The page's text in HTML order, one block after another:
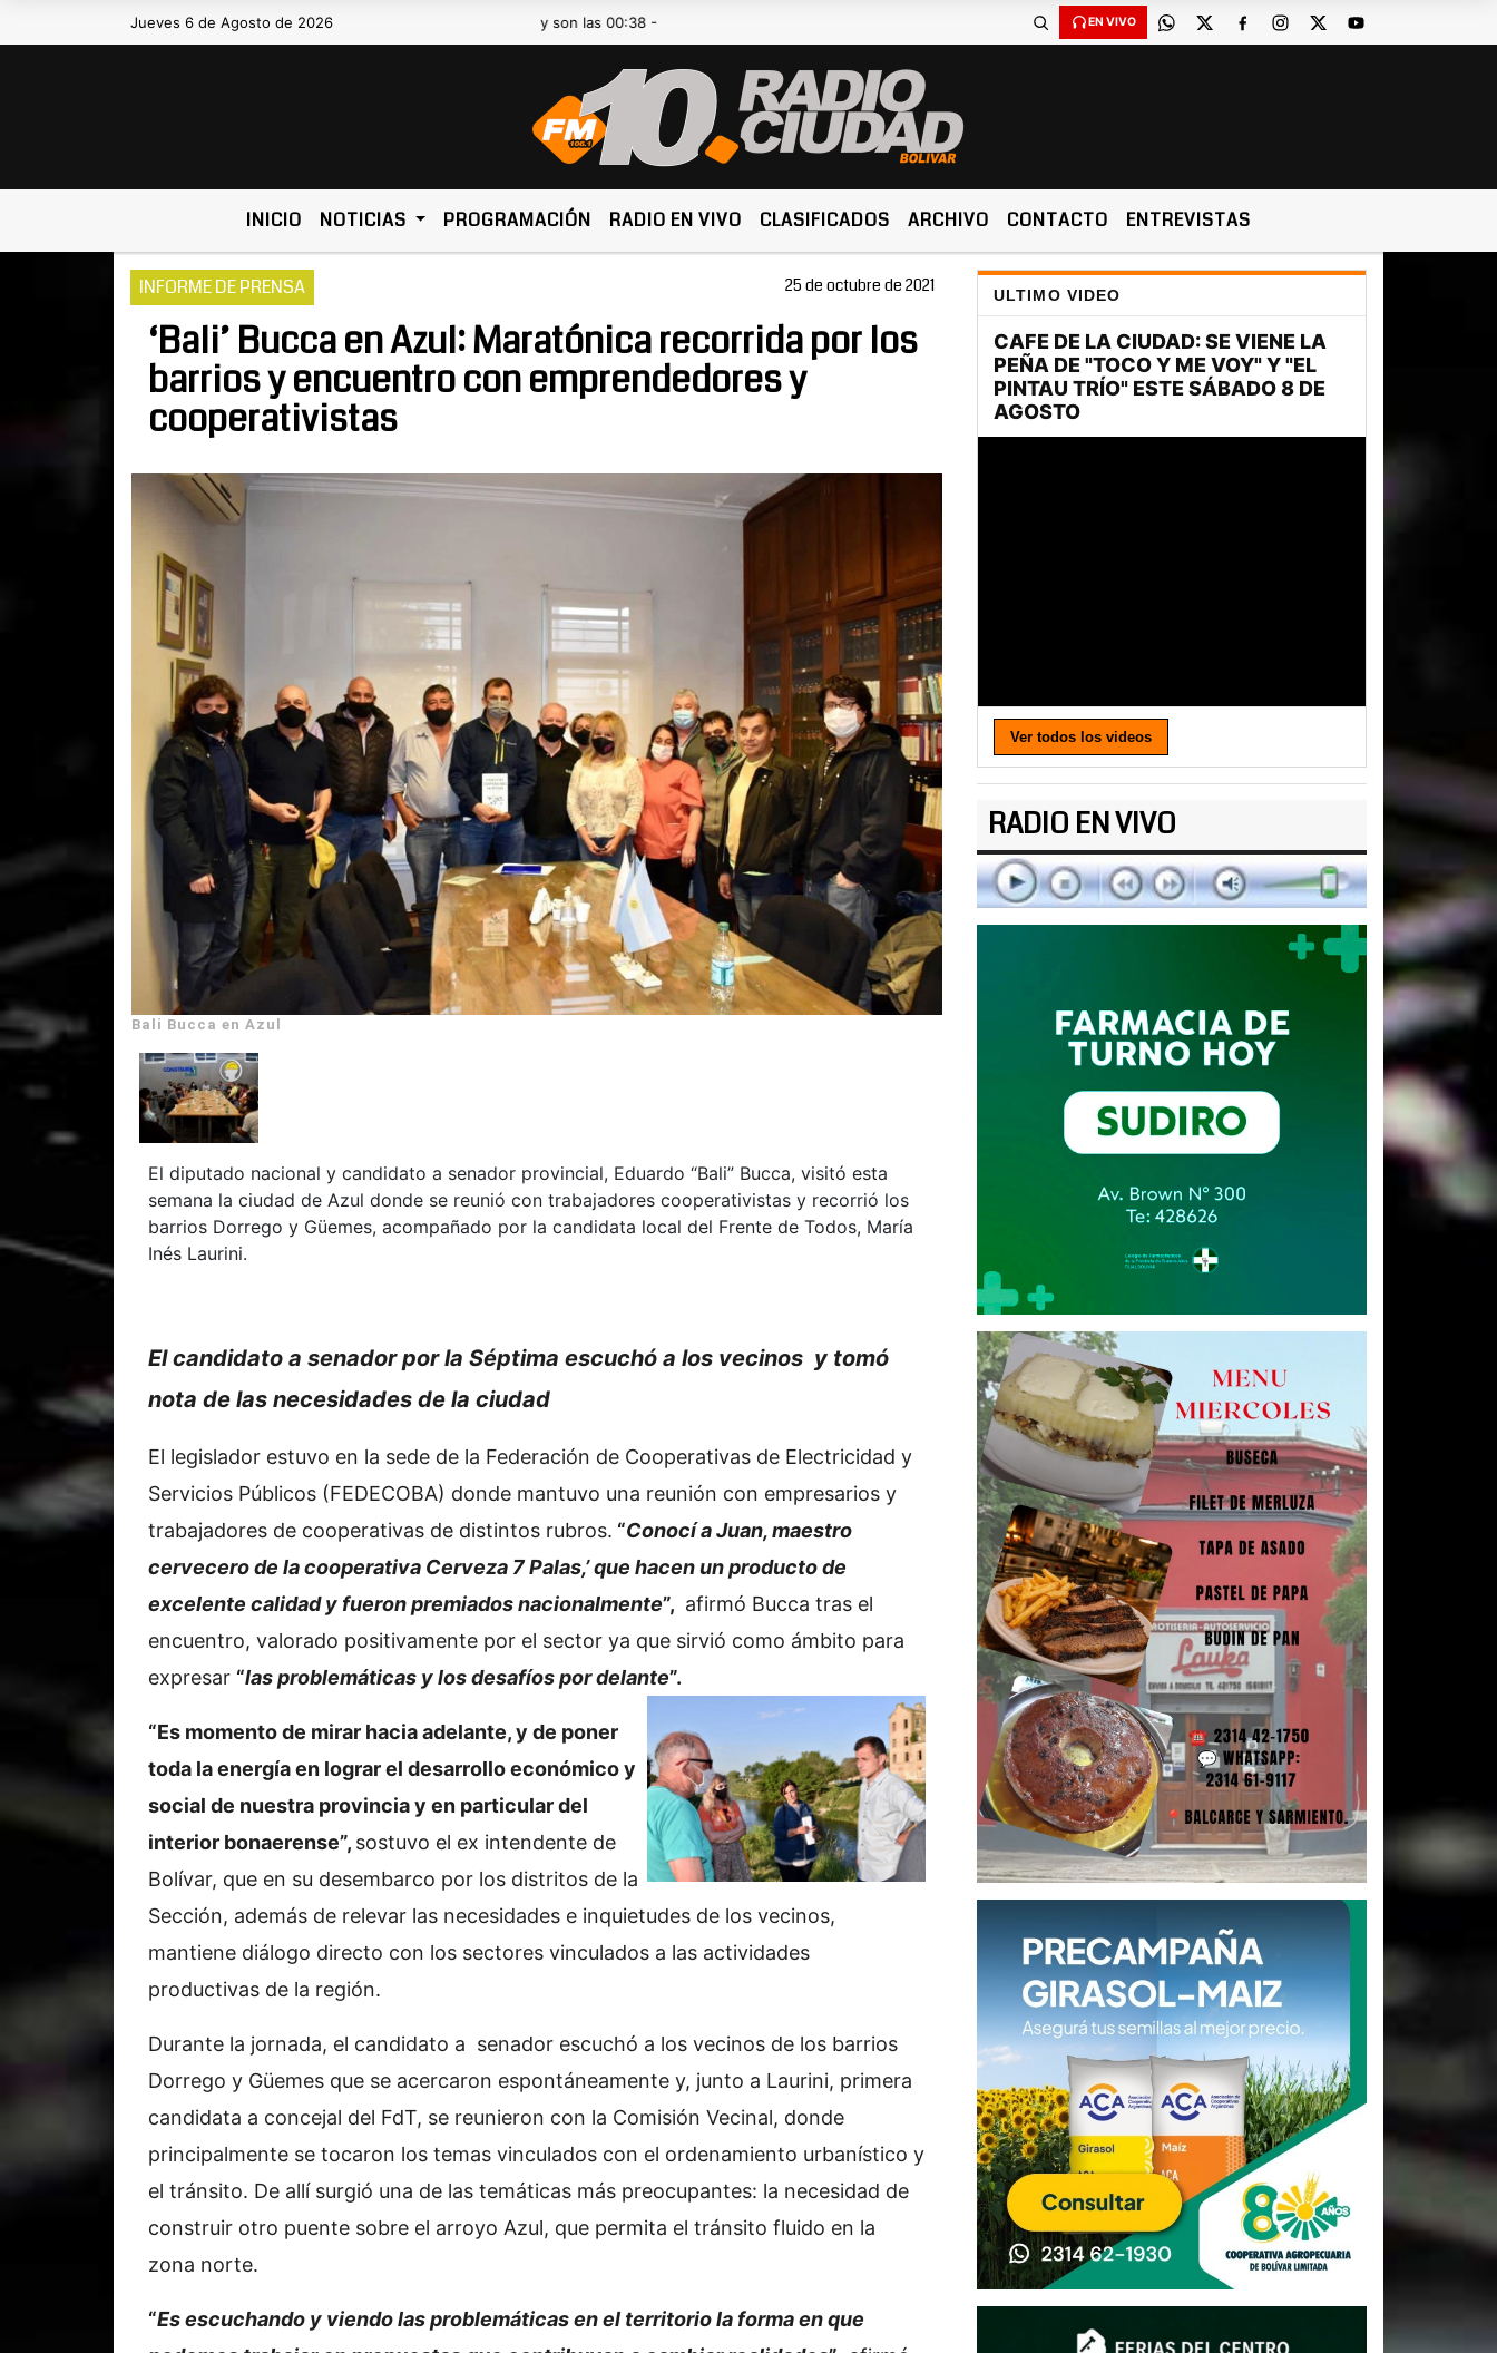
Jueves 6 de Agosto de 2026
Hoy es Jueves 6 de Agosto de 2026 y son las 00:38 - EN VIVO
INICIO NOTICIAS PROGRAMACIÓN RADIO EN VIVO CLASIFICADOS ARCHIVO CONTACTO ENTREVISTAS
INFORME DE PRENSA 25 de octubre de 2021
‘Bali’ Bucca en Azul: Maratónica recorrida por los
barrios y encuentro con emprendedores y
cooperativistas
Bali Bucca en Azul
El diputado nacional y candidato a senador provincial, Eduardo “Bali” Bucca, visitó esta
semana la ciudad de Azul donde se reunió con trabajadores cooperativistas y recorrió los
barrios Dorrego y Güemes, acompañado por la candidata local del Frente de Todos, María
Inés Laurini.
El candidato a senador por la Séptima escuchó a los vecinos y tomó
nota de las necesidades de la ciudad
El legislador estuvo en la sede de la Federación de Cooperativas de Electricidad y
Servicios Públicos (FEDECOBA) donde mantuvo una reunión con empresarios y
trabajadores de cooperativas de distintos rubros. “Conocí a Juan, maestro
cervecero de la cooperativa Cerveza 7 Palas,’ que hacen un producto de
excelente calidad y fueron premiados nacionalmente”, afirmó Bucca tras el
encuentro, valorado positivamente por el sector ya que sirvió como ámbito para
expresar “las problemáticas y los desafíos por delante”.
“Es momento de mirar hacia adelante, y de poner
toda la energía en lograr el desarrollo económico y
social de nuestra provincia y en particular del
interior bonaerense”, sostuvo el ex intendente de
Bolívar, que en su desembarco por los distritos de la
Sección, además de relevar las necesidades e inquietudes de los vecinos,
mantiene diálogo directo con los sectores vinculados a las actividades
productivas de la región.
Durante la jornada, el candidato a senador escuchó a los vecinos de los barrios
Dorrego y Güemes que se acercaron espontáneamente y, junto a Laurini, primera
candidata a concejal del FdT, se reunieron con la Comisión Vecinal, donde
principalmente se tocaron los temas vinculados con el ordenamiento urbanístico y
el tránsito. De allí surgió una de las temáticas más preocupantes: la necesidad de
construir otro puente sobre el arroyo Azul, que permita el tránsito fluido en la
zona norte.
“Es escuchando y viendo las problemáticas en el territorio la forma en que
ULTIMO VIDEO
Ver todos los videos
RADIO EN VIVO